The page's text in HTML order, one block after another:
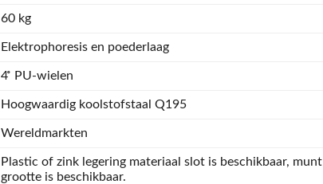
60 kg
Elektrophoresis en poederlaag
4 ̊ PU-wielen
Hoogwaardig koolstofstaal Q195
Wereldmarkten
Plastic of zink legering materiaal slot is beschikbaar, munt
grootte is beschikbaar.